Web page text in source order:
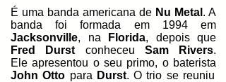
É uma banda americana de Nu Metal . A
banda foi formada em 1994 em
Jacksonville, na Florida, depois que
Fred Durst conheceu Sam Rivers.
Ele apresentou o seu primo, o baterista
John Otto para Durst. O trio se reuniu